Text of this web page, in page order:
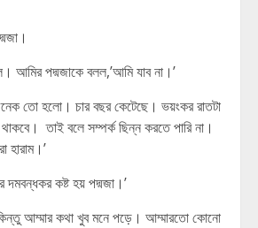
আমির পদ্মজাকে বলল,’আমি যাব না।’
তো হলো। চার বছর কেটেছে। ভয়ংকর রাতটা
তাই বলে সম্পর্ক ছিন্ন করতে পারি না।
হারাম।’
দমবন্ধকর কষ্ট হয় পদ্মজা।’
আম্মার কথা খুব মনে পড়ে। আম্মারতো কোনো